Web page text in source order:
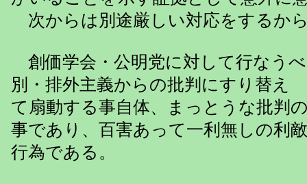
次からは別途厳しい対応をするか
創価学会・公明党に対して行なう
別・排外主義からの批判にすり替え
て扇動する事自体、まっとうな批判
事であり、百害あって一利無しの利敵
行為である。